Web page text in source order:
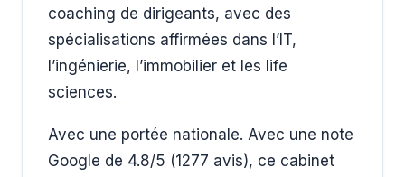
coaching de dirigeants, avec des
spécialisations affirmées dans l’IT,
l’ingénierie, l’immobilier et les life
sciences.
Avec une portée nationale. Avec une note
Google de 4.8/5 (1277 avis), ce cabinet